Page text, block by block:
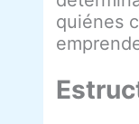
quiénes